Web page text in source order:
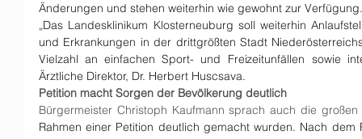
Änderungen und stehen weiterhin wie gewohnt zur Verfügung.
„Das Landesklinikum Klosterneuburg soll weiterhin
und Erkrankungen in der drittgrößten Stadt
Vielzahl an einfachen Sport- und Freizeitunfällen sowie
Ärztliche Direktor, Dr. Herbert Huscsava.
Petition macht Sorgen der Bevölkerung deutlich
Rahmen einer Petition deutlich gemacht wurden. Nach